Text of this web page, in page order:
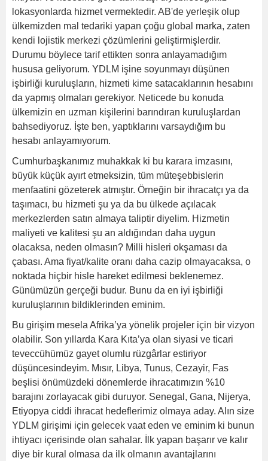
lokasyonlarda hizmet vermektedir. AB'de yerleşik olup
ülkemizden mal tedariki yapan çoğu global marka, zaten
kendi lojistik merkezi çözümlerini geliştirmişlerdir.
Durumu böylece tarif ettikten sonra anlayamadığım
hususa geliyorum. YDLM işine soyunmayı düşünen
işbirliği kuruluşların, hizmeti kime satacaklarının hesabını
da yapmış olmaları gerekiyor. Neticede bu konuda
ülkemizin en uzman kişilerini barındıran kuruluşlardan
bahsediyoruz. İşte ben, yaptıklarını varsaydığım bu
hesabı anlayamıyorum.
Cumhurbaşkanımız muhakkak ki bu karara imzasını,
büyük küçük ayırt etmeksizin, tüm müteşebbislerin
menfaatini gözeterek atmıştır. Örneğin bir ihracatçı ya da
taşımacı, bu hizmeti şu ya da bu ülkede açılacak
merkezlerden satın almaya taliptir diyelim. Hizmetin
maliyeti ve kalitesi şu an aldığından daha uygun
olacaksa, neden olmasın? Milli hisleri okşaması da
çabası. Ama fiyat/kalite oranı daha cazip olmayacaksa, o
noktada hiçbir hisle hareket edilmesi beklenemez.
Günümüzün gerçeği budur. Bunu da en iyi işbirliği
kuruluşlarının bildiklerinden eminim.
Bu girişim mesela Afrika’ya yönelik projeler için bir vizyon
olabilir. Son yıllarda Kara Kıta’ya olan siyasi ve ticari
teveccühümüz gayet olumlu rüzgârlar estiriyor
düşüncesindeyim. Mısır, Libya, Tunus, Cezayir, Fas
beşlisi önümüzdeki dönemlerde ihracatımızın %10
barajını zorlayacak gibi duruyor. Senegal, Gana, Nijerya,
Etiyopya ciddi ihracat hedeflerimiz olmaya aday. Alın size
YDLM girişimi için gelecek vaat eden ve eminim ki bunun
ihtiyacı içerisinde olan sahalar. İlk yapan başarır ve kalır
diye bir kural olmasa da ilk olmanın avantajlarını